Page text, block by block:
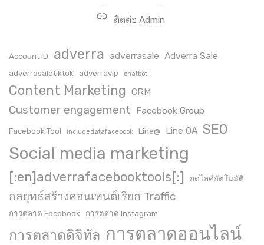
ติดต่อ Admin
Account ID adverra adverrasale Adverra Sale
adverrasaletiktok adverravip chatbot
Content Marketing CRM
Customer engagement Facebook Group
Facebook Tool includedatafacebook Line@ Line OA SEO
Social media marketing
[:en]adverrafacebooktools[:] กดไลค์อัตโนมัติ
กลยุทธ์สร้างคอนเทนต์เรียก Traffic
การตลาด Facebook การตลาด Instagram
การตลาดดิจิทัล การตลาดออนไลน์